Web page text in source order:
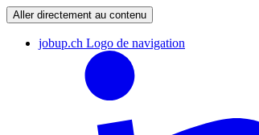
Aller directement au contenu
jobup.ch Logo de navigation